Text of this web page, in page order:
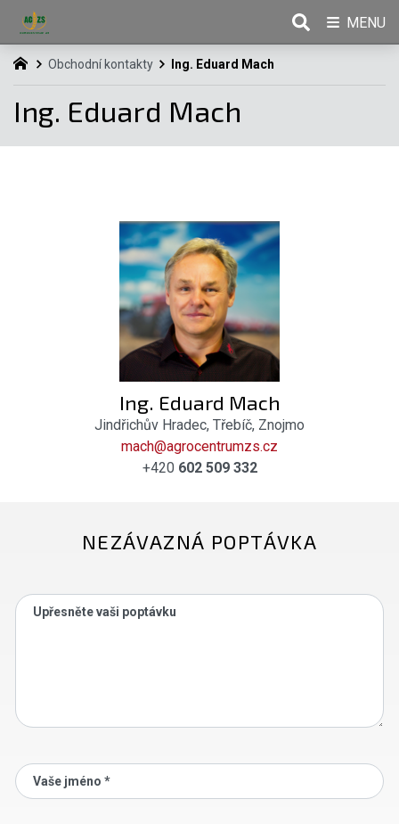
Obchodní kontakty Ing. Eduard Mach
Ing. Eduard Mach
Ing. Eduard Mach
Jindřichův Hradec, Třebíč, Znojmo
mach@agrocentrumzs.cz
+420 602 509 332
NEZÁVAZNÁ POPTÁVKA
Upřesněte vaši poptávku
Vaše jméno *
MENU